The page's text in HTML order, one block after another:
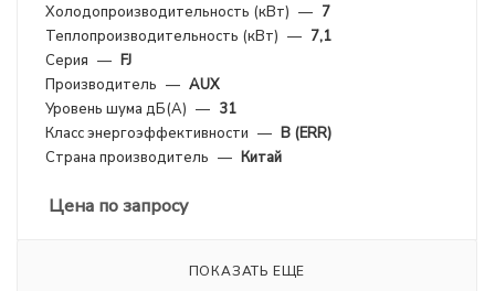
Холодопроизводительность (кВт) — 7
Теплопроизводительность (кВт) — 7,1
Серия — FJ
Производитель — AUX
Уровень шума дБ(А) — 31
Класс энергоэффективности — B (ERR)
Страна производитель — Китай
Цена по запросу
ПОКАЗАТЬ ЕЩЕ